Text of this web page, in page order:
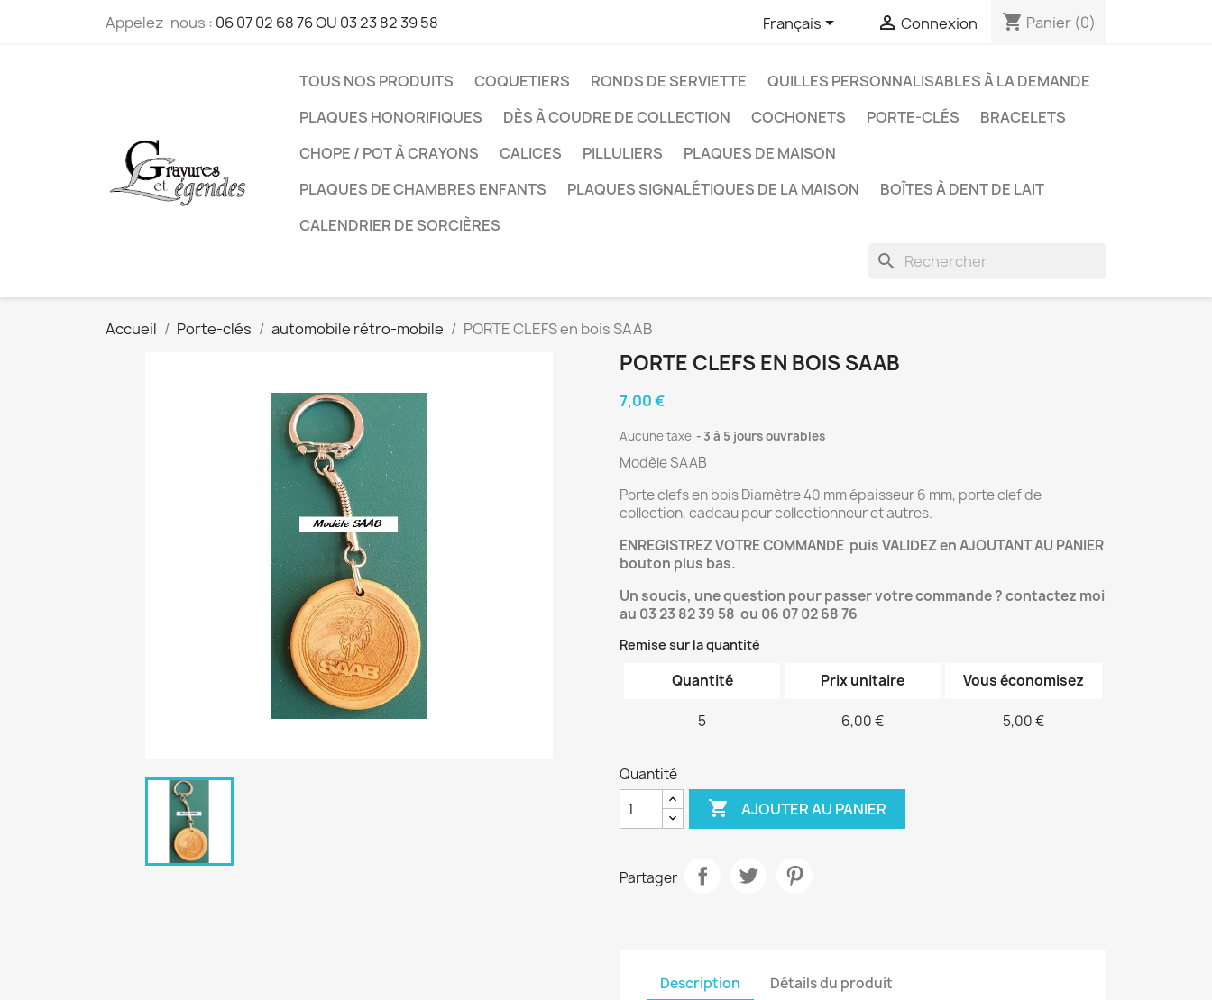
Appelez-nous : 06 07 02 68 76 OU 03 23 82 39 58 Français  Connexion shopping_cart Panier (0)
TOUS NOS PRODUITS COQUETIERS RONDS DE SERVIETTE
QUILLES PERSONNALISABLES À LA DEMANDE
PLAQUES HONORIFIQUES
DÈS À COUDRE DE COLLECTION COCHONETS PORTE-CLÉS
BRACELETS
CHOPE / POT À CRAYONS
CALICES PILLULIERS
PLAQUES DE MAISON
PLAQUES DE CHAMBRES ENFANTS
PLAQUES SIGNALÉTIQUES DE LA MAISON
BOÎTES À DENT DE LAIT
CALENDRIER DE SORCIÈRES
search
Accueil Porte-clés automobile rétro-mobile PORTE CLEFS en bois SAAB
PORTE CLEFS EN BOIS SAAB
7,00 €
Aucune taxe 3 à 5 jours ouvrables
Modèle SAAB
Porte clefs en bois Diamètre 40 mm épaisseur 6 mm, porte clef de
collection, cadeau pour collectionneur et autres.
ENREGISTREZ VOTRE COMMANDE puis VALIDEZ en AJOUTANT AU PANIER
bouton plus bas.
Un soucis, une question pour passer votre commande ? contactez moi
au 03 23 82 39 58 ou 06 07 02 68 76
Remise sur la quantité
Quantité Prix unitaire Vous économisez
5 6,00 € 5,00 €
Quantité
 AJOUTER AU PANIER
Partager
Description Détails du produit